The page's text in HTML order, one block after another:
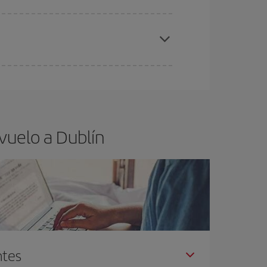
a Dublín